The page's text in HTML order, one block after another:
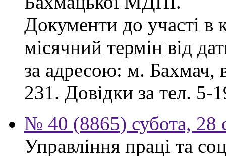
Документи до участі в
місячний термін від
за адресою: м. Бахмач,
231. Довідки за тел. 5-
№ 40 (8865) субота, 28
Управління праці та